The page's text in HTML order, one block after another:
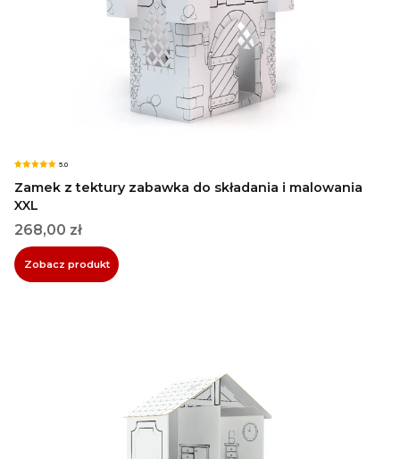
5.0
Zamek z tektury zabawka do składania i malowania
XXL
Cena
268,00 zł
Zobacz produkt